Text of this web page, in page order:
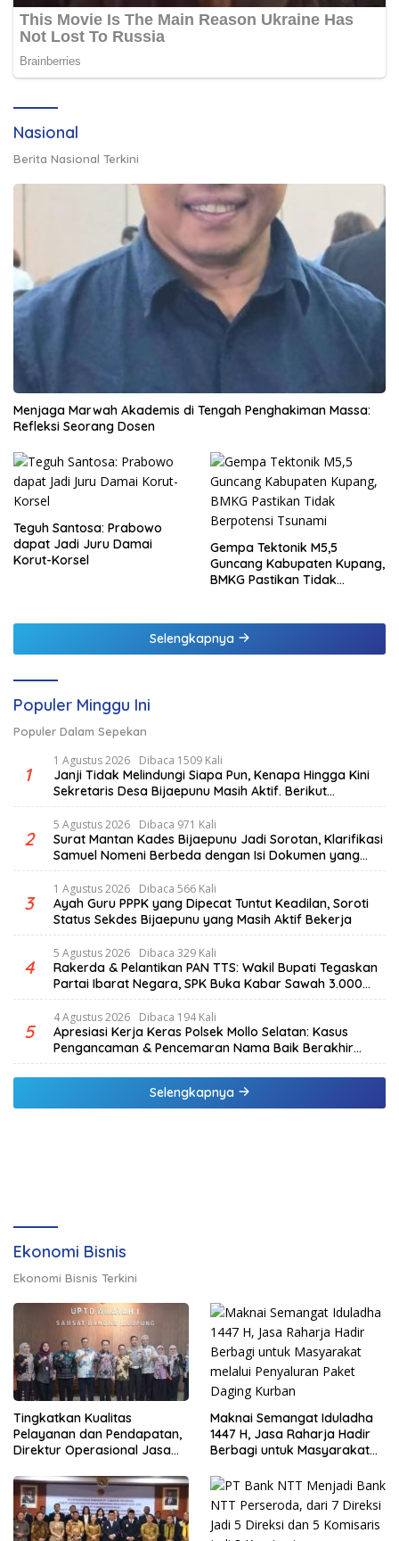
Nasional
Berita Nasional Terkini
Menjaga Marwah Akademis di Tengah Penghakiman Massa:
Refleksi Seorang Dosen
Teguh Santosa: Prabowo
dapat Jadi Juru Damai
Korut-Korsel
Gempa Tektonik M5,5
Guncang Kabupaten Kupang,
BMKG Pastikan Tidak
Selengkapnya
Populer Minggu Ini
Populer Dalam Sepekan
1
1 Agustus 2026 Dibaca 1509 Kali
Janji Tidak Melindungi Siapa Pun, Kenapa Hingga Kini
Sekretaris Desa Bijaepunu Masih Aktif. Berikut
penjelasan Ketua Komisi I DPRD TTS.
2
5 Agustus 2026 Dibaca 971 Kali
Surat Mantan Kades Bijaepunu Jadi Sorotan, Klarifikasi
Samuel Nomeni Berbeda dengan Isi Dokumen yang
Beredar
3
1 Agustus 2026 Dibaca 566 Kali
Ayah Guru PPPK yang Dipecat Tuntut Keadilan, Soroti
Status Sekdes Bijaepunu yang Masih Aktif Bekerja
4
5 Agustus 2026 Dibaca 329 Kali
Rakerda & Pelantikan PAN TTS: Wakil Bupati Tegaskan
Partai Ibarat Negara, SPK Buka Kabar Sawah 3.000
Hektar & Larangan Politik Uang
5
4 Agustus 2026 Dibaca 194 Kali
Apresiasi Kerja Keras Polsek Mollo Selatan: Kasus
Pengancaman & Pencemaran Nama Baik Berakhir
Damai
Selengkapnya
Ekonomi Bisnis
Ekonomi Bisnis Terkini
Tingkatkan Kualitas
Pelayanan dan Pendapatan,
Direktur Operasional Jasa
di Lampung dan Tinjau
Samsat Rajabasa
Maknai Semangat Iduladha
1447 H, Jasa Raharja Hadir
Berbagi untuk Masyarakat
Daging Kurban